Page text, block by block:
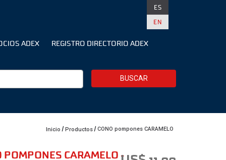
ADEX REGISTRO DIRECTORIO ADEX
ES
EN
BUSCAR
Inicio Productos CONO pompones CARAMELO
POMPONES CARAMELO -